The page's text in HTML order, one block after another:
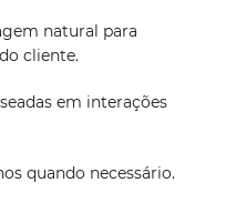
natural para
cliente.
em interações
quando necessário.